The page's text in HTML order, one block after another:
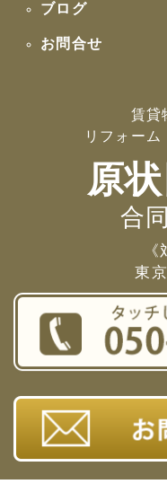
ブログ
お問合せ
賃貸
リフォー
原
合
東